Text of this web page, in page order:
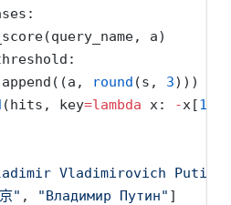
a)
round (s, 3)))
(hits, key=lambda x: -x[1
Vladimirovich Putin"
" , "Владимир Путин" ]